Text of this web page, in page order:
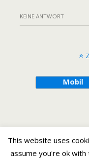
KEINE ANTWORT
Mobil
This website uses
assume you're ok